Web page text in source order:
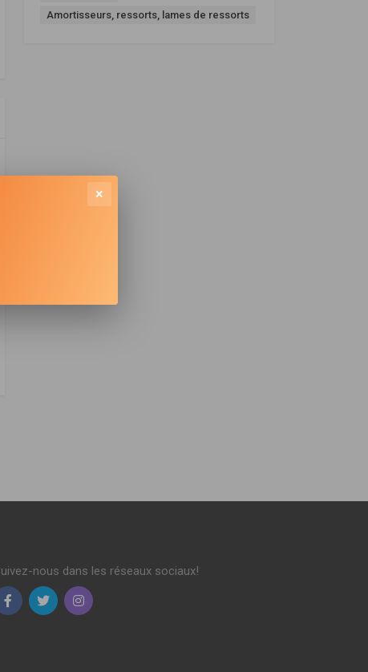
Amortisseurs, ressorts, lames de ressorts
nous dans les réseaux sociaux!
×